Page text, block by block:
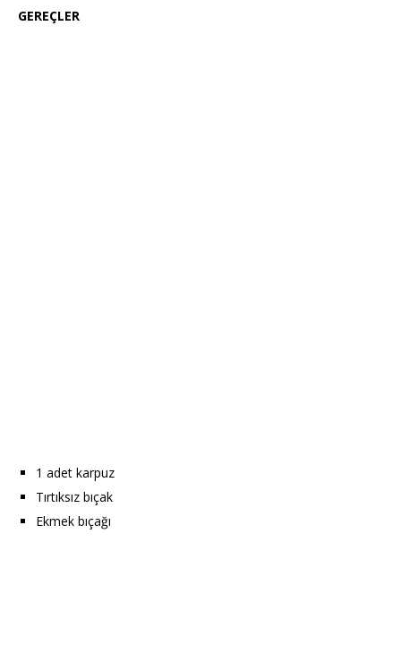
GEREÇLER
1 adet karpuz
Tırtıksız bıçak
Ekmek bıçağı